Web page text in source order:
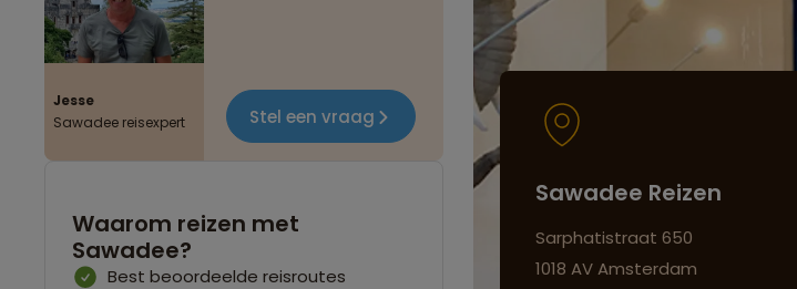
Jesse
Sawadee reisexpert
Stel een vraag
Waarom reizen met
Sawadee?
Best beoordeelde reisroutes
Sawadee Reizen
Sarphatistraat 650
1018 AV Amsterdam